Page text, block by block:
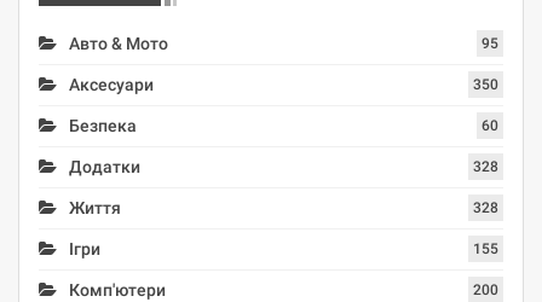
Авто & Мото 95
Аксесуари 350
Безпека 60
Додатки 328
Життя 328
Ігри 155
Комп'ютери 200